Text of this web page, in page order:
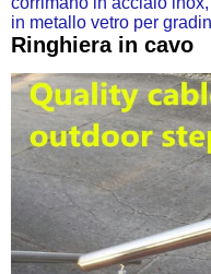
in metallo vetro per
Ringhiera in cavo